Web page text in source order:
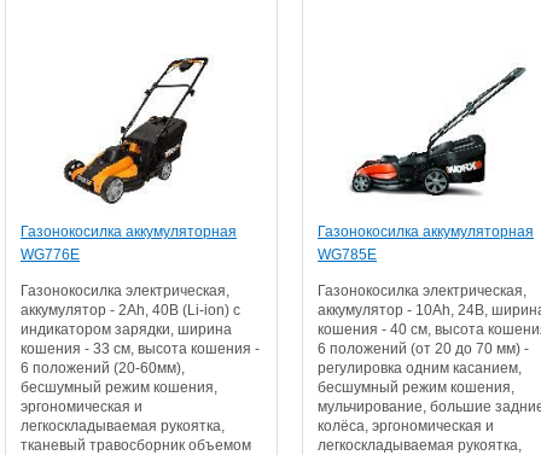
Газонокосилка аккумуляторная
WG776E
Газонокосилка электрическая,
аккумулятор - 2Ah, 40В (Li-ion) с
индикатором зарядки, ширина
кошения - 33 см, высота кошения -
6 положений (20-60мм),
бесшумный режим кошения,
эргономическая и
легкоскладываемая рукоятка,
тканевый травосборник объемом
Газонокосилка аккумуляторная
WG785E
Газонокосилка электрическая,
аккумулятор - 10Ah, 24В,
кошения - 40 см, высота
6 положений (от 20 до 70 мм) -
регулировка одним касанием,
бесшумный режим кошения,
мульчирование, большие
колёса, эргономическая и
легкоскладываемая рукоятка,